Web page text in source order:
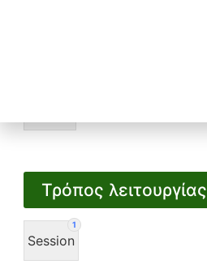
Τρόπος λειτουργίας
1
Session